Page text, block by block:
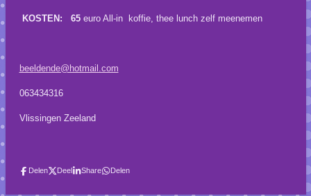
KOSTEN: 65euro All-in koffie, thee lunch zelf meenemen
beeldende@hotmail.com
063434316
Vlissingen Zeeland
Delen Deel Share Delen